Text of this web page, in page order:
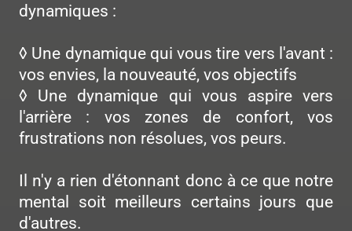
dynamiques :
◊ Une dynamique qui vous tire vers l'avant :
vos envies, la nouveauté, vos objectifs
◊ Une dynamique qui vous aspire vers
l'arrière : vos zones de confort, vos
frustrations non résolues, vos peurs.
Il n'y a rien d'étonnant donc à ce que notre
mental soit meilleurs certains jours que
d'autres.